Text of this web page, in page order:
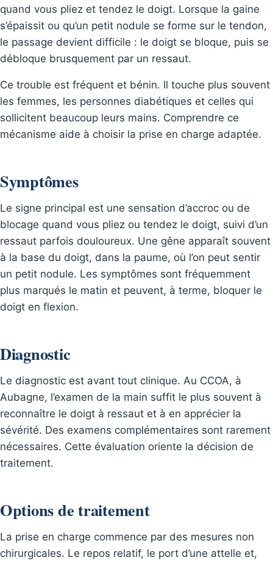
quand vous pliez et tendez le doigt. Lorsque la gaine
s’épaissit ou qu’un petit nodule se forme sur le tendon,
le passage devient difficile : le doigt se bloque, puis se
débloque brusquement par un ressaut.
Ce trouble est fréquent et bénin. Il touche plus souvent
les femmes, les personnes diabétiques et celles qui
sollicitent beaucoup leurs mains. Comprendre ce
mécanisme aide à choisir la prise en charge adaptée.
Symptômes
Le signe principal est une sensation d’accroc ou de
blocage quand vous pliez ou tendez le doigt, suivi d’un
ressaut parfois douloureux. Une gêne apparaît souvent
à la base du doigt, dans la paume, où l’on peut sentir
un petit nodule. Les symptômes sont fréquemment
plus marqués le matin et peuvent, à terme, bloquer le
doigt en flexion.
Diagnostic
Le diagnostic est avant tout clinique. Au CCOA, à
Aubagne, l’examen de la main suffit le plus souvent à
reconnaître le doigt à ressaut et à en apprécier la
sévérité. Des examens complémentaires sont rarement
nécessaires. Cette évaluation oriente la décision de
traitement.
Options de traitement
La prise en charge commence par des mesures non
chirurgicales. Le repos relatif, le port d’une attelle et,